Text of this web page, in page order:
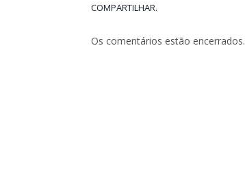
COMPARTILHAR.
Os comentários estão encerrados.